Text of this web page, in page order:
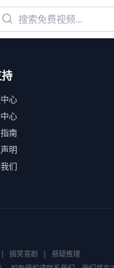
心
心
南
明
们
| 搞笑喜剧 |
悬疑推理